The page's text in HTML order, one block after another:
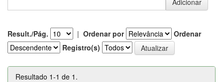
Result./Pág. | Ordenar por
Ordenar
Registro(s)
Resultado 1-1 de 1.